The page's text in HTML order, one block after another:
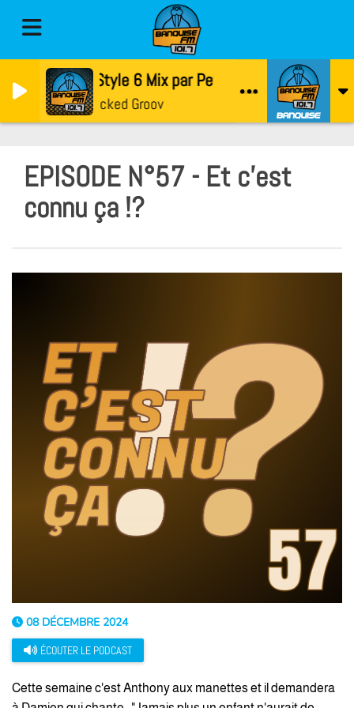
3Style 6 Mix par PetonDji
Locked Groov
EPISODE N°57 - Et c'est
connu ça !?
08 DÉCEMBRE 2024
ÉCOUTER LE PODCAST
Cette semaine c'est Anthony aux manettes et il demandera